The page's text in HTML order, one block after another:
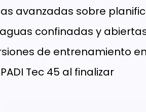
avanzadas sobre
confinadas y
de entrenamiento
Tec 45 al finalizar